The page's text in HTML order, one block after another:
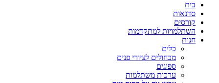
בית
סדנאות
קורסים
השתלמויות למתקדמות
חנות
כלים
מכחולים לציורי פנים
ספוגים
ערכות משתלמות